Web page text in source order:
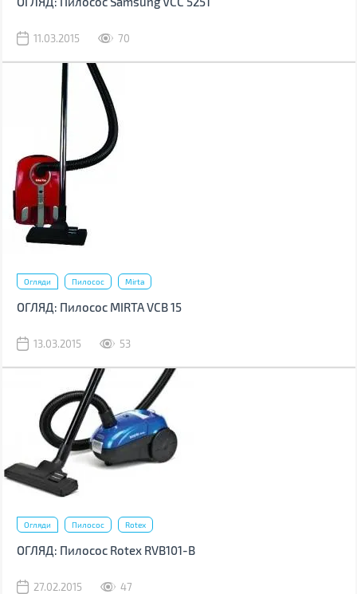
11.03.2015 70
Огляди Пилосос Mirta
ОГЛЯД: Пилосос MIRTA VCB 15
13.03.2015 53
Огляди Пилосос Rotex
ОГЛЯД: Пилосос Rotex RVB101-B
27.02.2015 47